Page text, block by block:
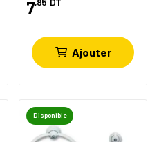
7
Ajouter
Disponible